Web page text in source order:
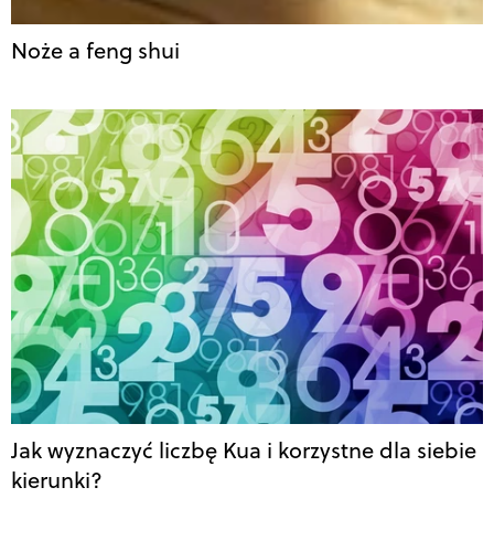
Noże a feng shui
Jak wyznaczyć liczbę Kua i korzystne dla siebie
kierunki?